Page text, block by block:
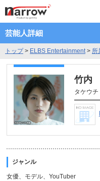
芸能人詳細
トップ> ELBS Entertainment> 所
竹内
タケウ
ジャンル
女優、モデル、YouTuber